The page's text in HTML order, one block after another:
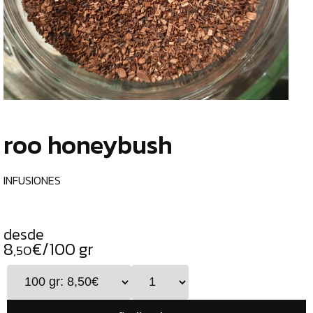
TIENDA
CHOCOLATES
ESPECIALES
ESPECIAS
CAFÉS
GENERAL
INFUSIONES
LEGUMBRES
SEMILLAS
roo honeybush
INFUSIONES
desde
8,50€/100 gr